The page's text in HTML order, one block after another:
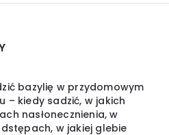
bazylię w przydomowym
– kiedy sadzić, w jakich
nasłonecznienia, w
w jakiej glebie